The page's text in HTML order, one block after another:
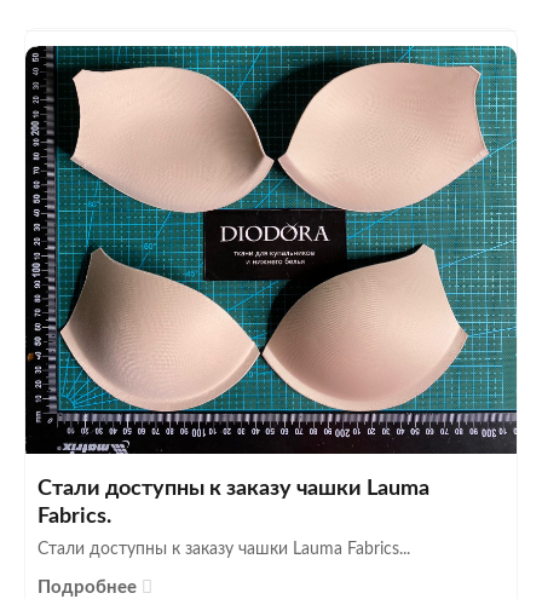
Стали доступны к заказу чашки Lauma
Fabrics.
Стали доступны к заказу чашки Lauma Fabrics...
Подробнее